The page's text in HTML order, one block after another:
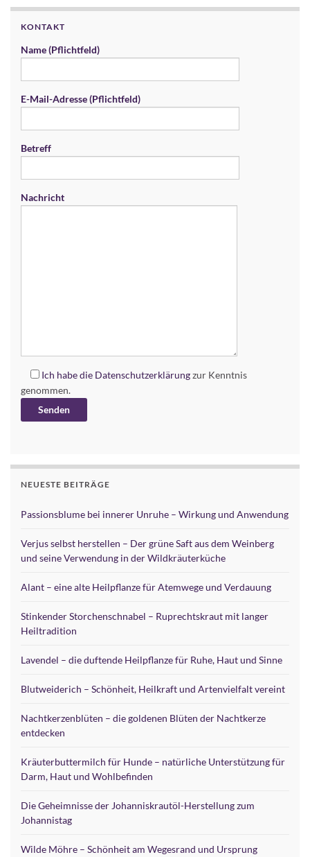
KONTAKT
Name (Pflichtfeld)
E-Mail-Adresse (Pflichtfeld)
Betreff
Nachricht
Ich habe die Datenschutzerklärungzur Kenntnis
genommen.
NEUESTE BEITRÄGE
Passionsblume bei innerer Unruhe – Wirkung und Anwendung
Verjus selbst herstellen – Der grüne Saft aus dem Weinberg
und seine Verwendung in der Wildkräuterküche
Alant – eine alte Heilpflanze für Atemwege und Verdauung
Stinkender Storchenschnabel – Ruprechtskraut mit langer
Heiltradition
Lavendel – die duftende Heilpflanze für Ruhe, Haut und Sinne
Blutweiderich – Schönheit, Heilkraft und Artenvielfalt vereint
Nachtkerzenblüten – die goldenen Blüten der Nachtkerze
entdecken
Kräuterbuttermilch für Hunde – natürliche Unterstützung für
Darm, Haut und Wohlbefinden
Die Geheimnisse der Johanniskrautöl-Herstellung zum
Johannistag
Wilde Möhre – Schönheit am Wegesrand und Ursprung